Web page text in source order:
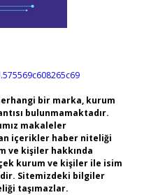
bir marka, kurum
bulunmamaktadır.
makaleler
içerikler haber niteliği
ve kişiler hakkında
kurum ve kişiler ile isim
Sitemizdeki bilgiler
taşımazlar.